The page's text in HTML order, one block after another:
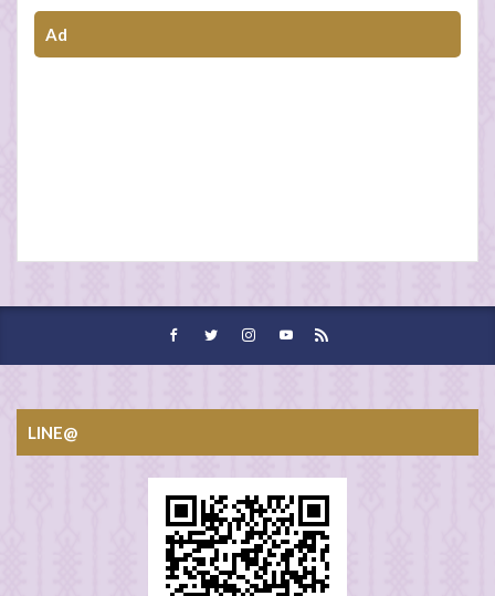
Ad
LINE@